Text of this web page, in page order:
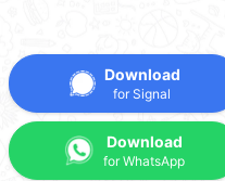
Download
for Signal
Download
for WhatsApp